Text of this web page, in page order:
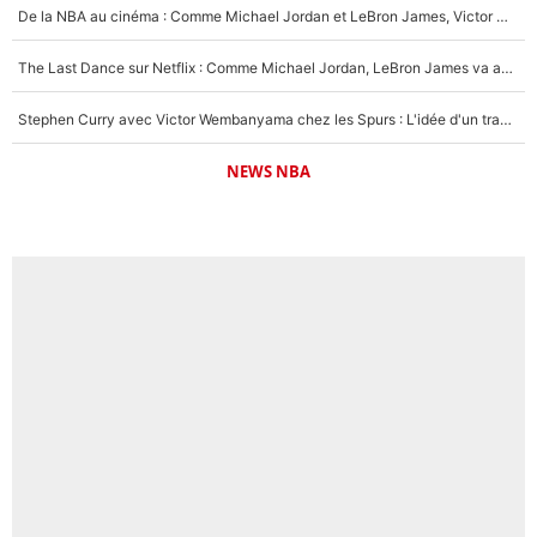
De la NBA au cinéma : Comme Michael Jordan et LeBron James, Victor Wembanyama rêve d'une carrière d'acteur !
The Last Dance sur Netflix : Comme Michael Jordan, LeBron James va avoir le droit à sa série !
Stephen Curry avec Victor Wembanyama chez les Spurs : L'idée d'un trade historique est lancée en NBA !
NEWS NBA